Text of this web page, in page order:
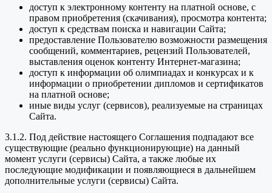
доступ к электронному контенту на платной основе, с
правом приобретения (скачивания), просмотра контента;
доступ к средствам поиска и навигации Сайта;
предоставление Пользователю возможности размещения
сообщений, комментариев, рецензий Пользователей,
выставления оценок контенту Интернет-магазина;
доступ к информации об олимпиадах и конкурсах и к
информации о приобретении дипломов и сертификатов
на платной основе;
иные виды услуг (сервисов), реализуемые на страницах
Сайта.
3.1.2. Под действие настоящего Соглашения подпадают все
существующие (реально функционирующие) на данный
момент услуги (сервисы) Сайта, а также любые их
последующие модификации и появляющиеся в дальнейшем
дополнительные услуги (сервисы) Сайта.